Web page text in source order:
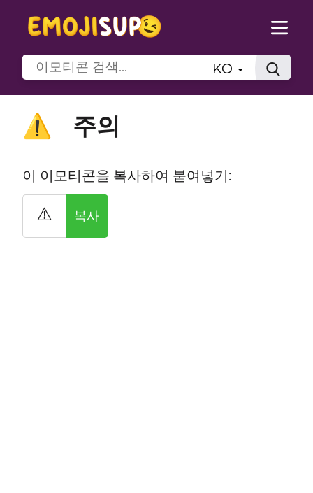
KO
⚠️ 주의
이 이모티콘을 복사하여 붙여넣기:
⚠️ 복사